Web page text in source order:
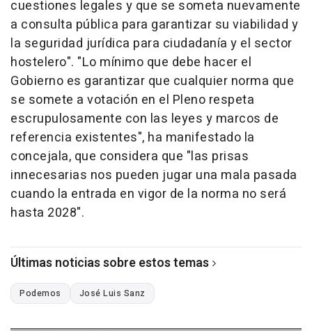
cuestiones legales y que se someta nuevamente
a consulta pública para garantizar su viabilidad y
la seguridad jurídica para ciudadanía y el sector
hostelero". "Lo mínimo que debe hacer el
Gobierno es garantizar que cualquier norma que
se somete a votación en el Pleno respeta
escrupulosamente con las leyes y marcos de
referencia existentes", ha manifestado la
concejala, que considera que "las prisas
innecesarias nos pueden jugar una mala pasada
cuando la entrada en vigor de la norma no será
hasta 2028".
Últimas noticias sobre estos temas
Podemos José Luis Sanz